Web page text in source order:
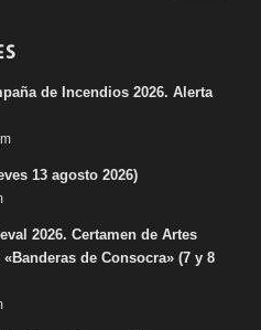
de Incendios 2026. Alerta
13 agosto 2026)
2026. Certamen de Artes
de Consocra» (7 y 8